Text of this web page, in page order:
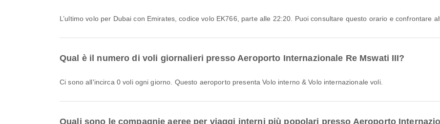
L’ultimo volo per Dubai con Emirates, codice volo EK766, parte alle 22:20. Puoi consultare questo orario e confrontare
Qual è il numero di voli giornalieri presso Aeroporto Internazionale Re Mswati III?
Ci sono all'incirca 0 voli ogni giorno. Questo aeroporto presenta Volo interno & Volo internazionale voli.
Quali sono le compagnie aeree per viaggi interni più popolari presso Aeroporto